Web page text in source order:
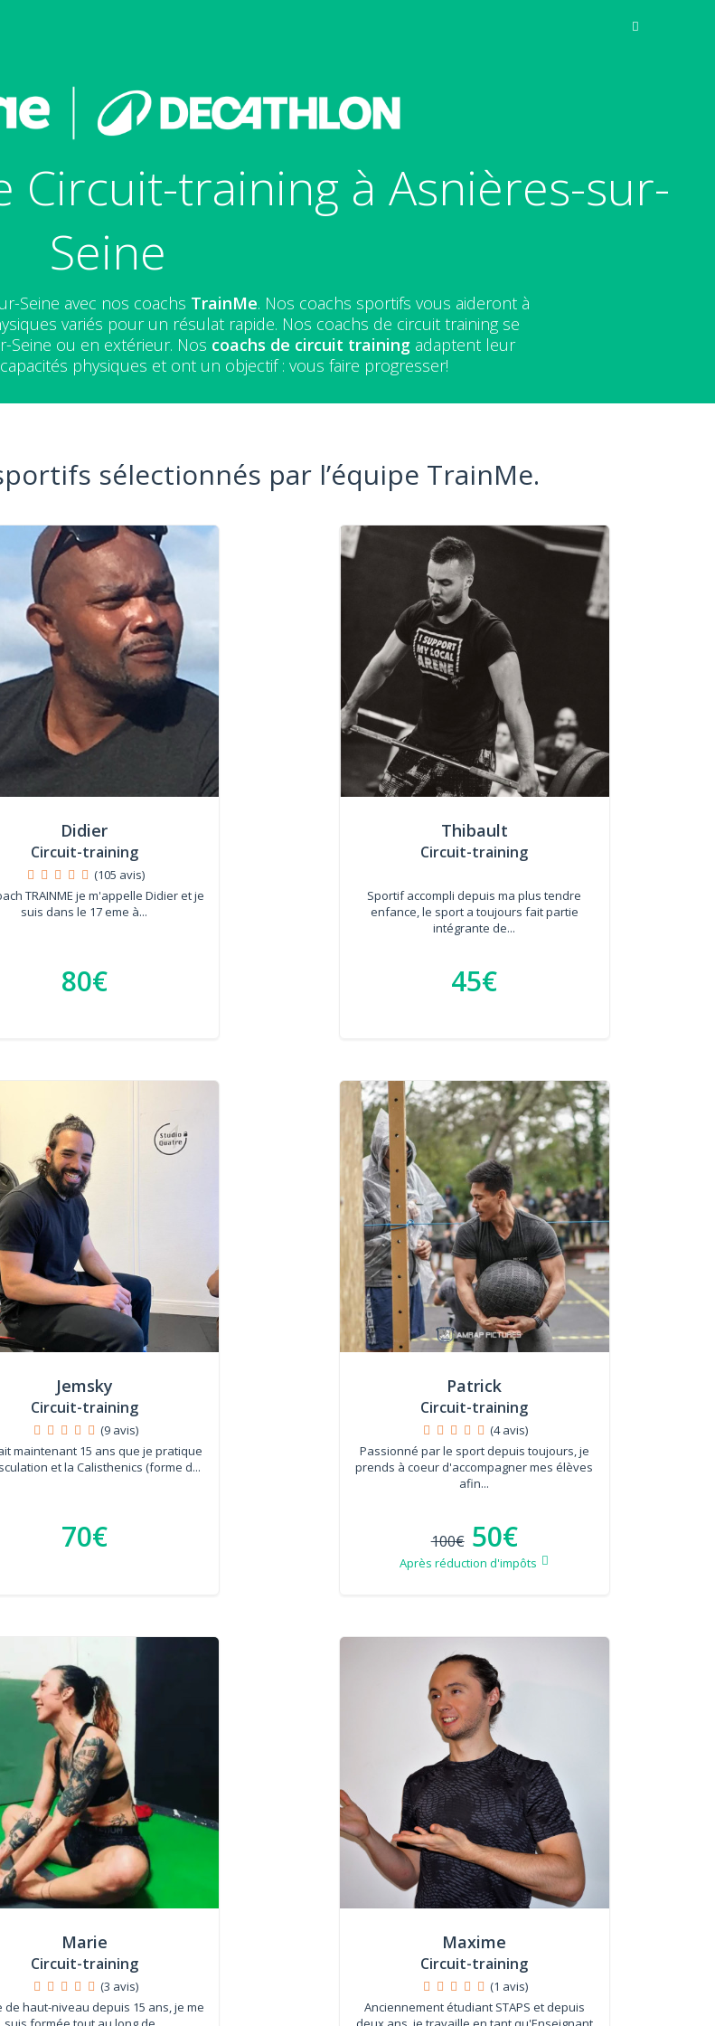
Circuit-training à Asnières-sur-
Seine
Seine avec nos coachs TrainMe. Nos coachs sportifs vous aideront à
variés pour un résulat rapide. Nos coachs de circuit training se
Seine ou en extérieur. Nos coachs de circuit trainingadaptent leur
physiques et ont un objectif : vous faire progresser!
sélectionnés par l’équipe TrainMe.
Didier
Circuit-training
(105 avis)
TRAINME je m'appelle Didier et je
suis dans le 17 eme à...
80€
Thibault
Circuit-training
Sportif accompli depuis ma plus tendre
enfance, le sport a toujours fait partie
intégrante de...
45€
Jemsky
Circuit-training
(9 avis)
maintenant 15 ans que je pratique
et la Calisthenics (forme d...
70€
Patrick
Circuit-training
(4 avis)
Passionné par le sport depuis toujours, je
prends à coeur d'accompagner mes élèves
afin...
100€ 50€
Après réduction d'impôts
Marie
Circuit-training
(3 avis)
de haut-niveau depuis 15 ans, je me
Maxime
Circuit-training
(1 avis)
Anciennement étudiant STAPS et depuis